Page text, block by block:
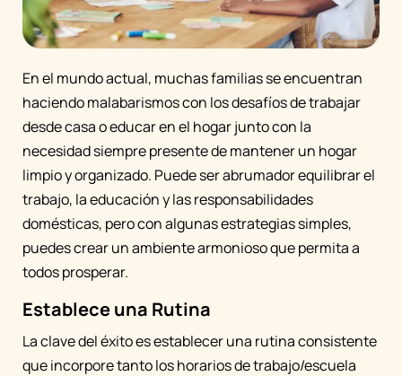
En el mundo actual, muchas familias se encuentran
haciendo malabarismos con los desafíos de trabajar
desde casa o educar en el hogar junto con la
necesidad siempre presente de mantener un hogar
limpio y organizado. Puede ser abrumador equilibrar el
trabajo, la educación y las responsabilidades
domésticas, pero con algunas estrategias simples,
puedes crear un ambiente armonioso que permita a
todos prosperar.
Establece una Rutina
La clave del éxito es establecer una rutina consistente
que incorpore tanto los horarios de trabajo/escuela